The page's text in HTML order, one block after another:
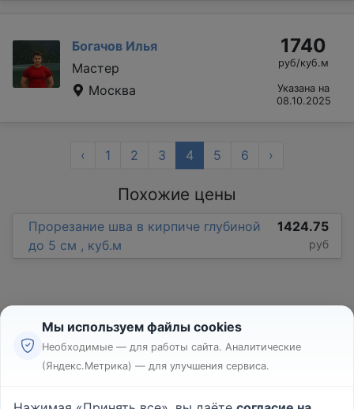
Богачов Илья
Мастер
Москва
1740
руб/куб.м
Указана на
08.10.2025
‹ 1 2 3 4 5 6 ›
Похожие цены
Прорезание шва в кирпиче глубиной
до 5 см , куб.м
1424.75
руб
Реклама
Мы используем файлы cookies
Необходимые — для работы сайта. Аналитические
(Яндекс.Метрика) — для улучшения сервиса.